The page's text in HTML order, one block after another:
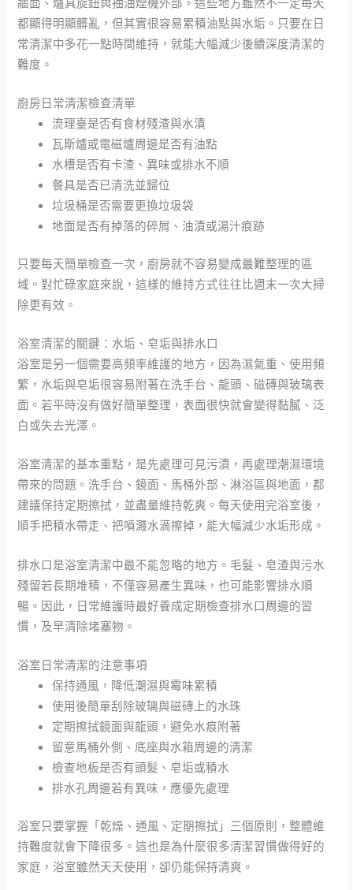
都顯得明顯髒亂，但其實很容易累積油點與水垢。只要在日
常清潔中多花一點時間維持，就能大幅減少後續深度清潔的
難度。
廚房日常清潔檢查清單
流理臺是否有食材殘渣與水漬
瓦斯爐或電磁爐周邊是否有油點
水槽是否有卡渣、異味或排水不順
餐具是否已清洗並歸位
垃圾桶是否需要更換垃圾袋
地面是否有掉落的碎屑、油漬或湯汁痕跡
只要每天簡單檢查一次，廚房就不容易變成最難整理的區
域。對忙碌家庭來說，這樣的維持方式往往比週末一次大掃
除更有效。
浴室清潔的關鍵：水垢、皂垢與排水口
浴室是另一個需要高頻率維護的地方，因為濕氣重、使用頻
繁，水垢與皂垢很容易附著在洗手台、龍頭、磁磚與玻璃表
面。若平時沒有做好簡單整理，表面很快就會變得黏膩、泛
白或失去光澤。
浴室清潔的基本重點，是先處理可見污漬，再處理潮濕環境
帶來的問題。洗手台、鏡面、馬桶外部、淋浴區與地面，都
建議保持定期擦拭，並盡量維持乾爽。每天使用完浴室後，
順手把積水帶走、把噴濺水滴擦掉，能大幅減少水垢形成。
排水口是浴室清潔中最不能忽略的地方。毛髮、皂渣與污水
殘留若長期堆積，不僅容易產生異味，也可能影響排水順
暢。因此，日常維護時最好養成定期檢查排水口周邊的習
慣，及早清除堵塞物。
浴室日常清潔的注意事項
保持通風，降低潮濕與霉味累積
使用後簡單刮除玻璃與磁磚上的水珠
定期擦拭鏡面與龍頭，避免水痕附著
留意馬桶外側、底座與水箱周邊的清潔
檢查地板是否有頭髮、皂垢或積水
排水孔周邊若有異味，應優先處理
浴室只要掌握「乾燥、通風、定期擦拭」三個原則，整體維
持難度就會下降很多。這也是為什麼很多清潔習慣做得好的
家庭，浴室雖然天天使用，卻仍能保持清爽。